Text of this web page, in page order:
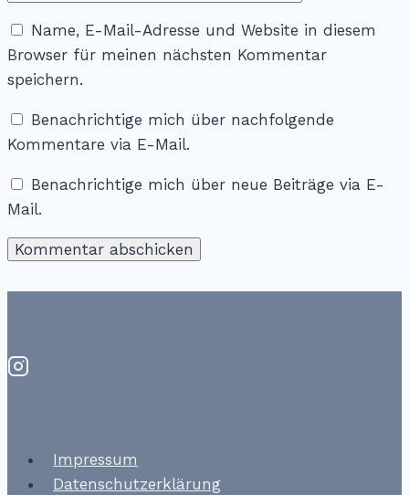
Name, E-Mail-Adresse und Website in diesem
Browser für meinen nächsten Kommentar
speichern.
Benachrichtige mich über nachfolgende
Kommentare via E-Mail.
Benachrichtige mich über neue Beiträge via E-
Mail.
Impressum
Datenschutzerklärung